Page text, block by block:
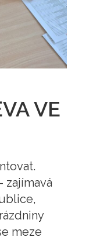
VE
zajímavá
meze